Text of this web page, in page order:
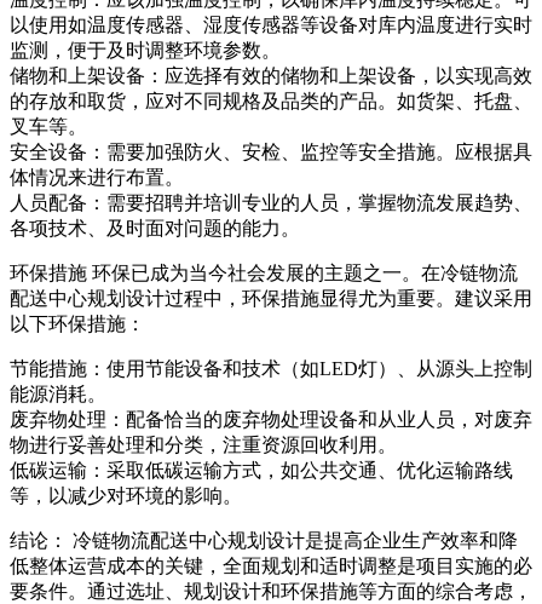
以使用如温度传感器、湿度传感器等设备对库内温度进行实时
监测，便于及时调整环境参数。
储物和上架设备：应选择有效的储物和上架设备，以实现高效
的存放和取货，应对不同规格及品类的产品。如货架、托盘、
叉车等。
安全设备：需要加强防火、安检、监控等安全措施。应根据具
体情况来进行布置。
人员配备：需要招聘并培训专业的人员，掌握物流发展趋势、
各项技术、及时面对问题的能力。
环保措施 环保已成为当今社会发展的主题之一。在冷链物流
配送中心规划设计过程中，环保措施显得尤为重要。建议采用
以下环保措施：
节能措施：使用节能设备和技术（如LED灯）、从源头上控制
能源消耗。
废弃物处理：配备恰当的废弃物处理设备和从业人员，对废弃
物进行妥善处理和分类，注重资源回收利用。
低碳运输：采取低碳运输方式，如公共交通、优化运输路线
等，以减少对环境的影响。
结论： 冷链物流配送中心规划设计是提高企业生产效率和降
低整体运营成本的关键，全面规划和适时调整是项目实施的必
要条件。通过选址、规划设计和环保措施等方面的综合考虑，